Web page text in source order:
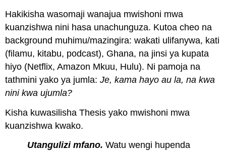
Hakikisha wasomaji wanajua mwishoni mwa
kuanzishwa nini hasa unachunguza. Kutoa cheo na
background muhimu/mazingira: wakati ulifanywa, kati
(filamu, kitabu, podcast), Ghana, na jinsi ya kupata
hiyo (Netflix, Amazon Mkuu, Hulu). Ni pamoja na
tathmini yako ya jumla:Je, kama hayo au la, na kwa
nini kwa ujumla?
Kisha kuwasilisha Thesis yako mwishoni mwa
kuanzishwa kwako.
Utangulizi mfano.Watu wengi hupenda